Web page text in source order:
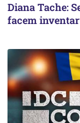
Diana Tache:
facem